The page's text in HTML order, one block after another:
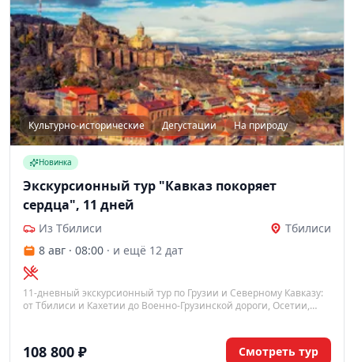
Культурно-исторические Дегустации На природу
Новинка
Экскурсионный тур "Кавказ покоряет
сердца", 11 дней
Из Тбилиси
Тбилиси
8 авг · 08:00 · и ещё 12 дат
11-дневный экскурсионный тур по Грузии и Северному Кавказу:
от Тбилиси и Кахетии до Военно-Грузинской дороги, Осетии,
108 800 ₽ Смотреть тур